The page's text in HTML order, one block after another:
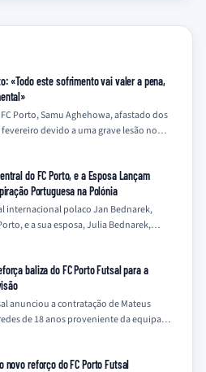
«Todo este sofrimento vai valer a pena,
Porto, Samu Aghehowa, afastado dos
devido a uma grave lesão no
o seu…
do FC Porto, e a Esposa Lançam
Portuguesa na Polónia
internacional polaco Jan Bednarek,
e a sua esposa, Julia Bednarek,
nova iniciativa empresarial na…
baliza do FC Porto Futsal para a
anunciou a contratação de Mateus
de 18 anos proveniente da equipa
para a…
novo reforço do FC Porto Futsal